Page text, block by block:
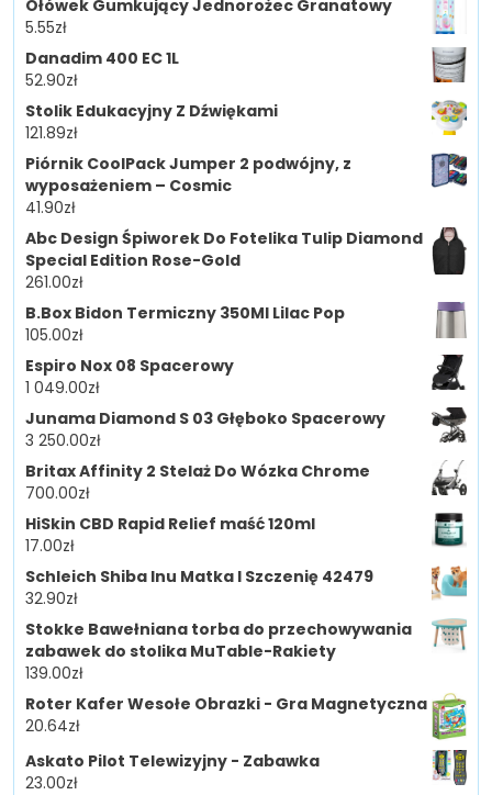
Ołówek Gumkujący Jednorożec Granatowy
5.55zł
Danadim 400 EC 1L
52.90zł
Stolik Edukacyjny Z Dźwiękami
121.89zł
Piórnik CoolPack Jumper 2 podwójny, z
wyposażeniem – Cosmic
41.90zł
Abc Design Śpiworek Do Fotelika Tulip Diamond
Special Edition Rose-Gold
261.00zł
B.Box Bidon Termiczny 350Ml Lilac Pop
105.00zł
Espiro Nox 08 Spacerowy
1 049.00zł
Junama Diamond S 03 Głęboko Spacerowy
3 250.00zł
Britax Affinity 2 Stelaż Do Wózka Chrome
700.00zł
HiSkin CBD Rapid Relief maść 120ml
17.00zł
Schleich Shiba Inu Matka I Szczenię 42479
32.90zł
Stokke Bawełniana torba do przechowywania
zabawek do stolika MuTable-Rakiety
139.00zł
Roter Kafer Wesołe Obrazki - Gra Magnetyczna
20.64zł
Askato Pilot Telewizyjny - Zabawka
23.00zł